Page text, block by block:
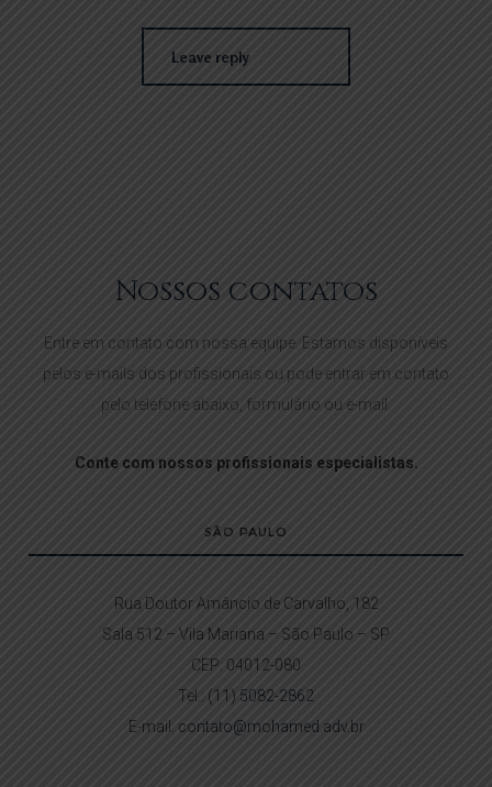
Nossos contatos
Entre em contato com nossa equipe. Estamos disponíveis
pelos e-mails dos profissionais ou pode entrar em contato
pelo telefone abaixo, formulário ou e-mail.
Conte com nossos profissionais especialistas.
SÃO PAULO
Rua Doutor Amâncio de Carvalho, 182
Sala 512 – Vila Mariana – São Paulo – SP
CEP: 04012-080
Tel.: (11) 5082-2862
E-mail: contato@mohamed.adv.br